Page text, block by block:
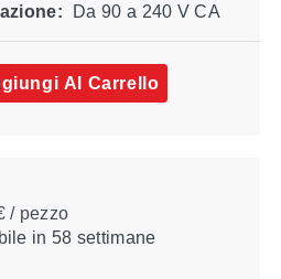
Da 90 a 240 V CA
Al Carrello
/ pezzo
in 58 settimane